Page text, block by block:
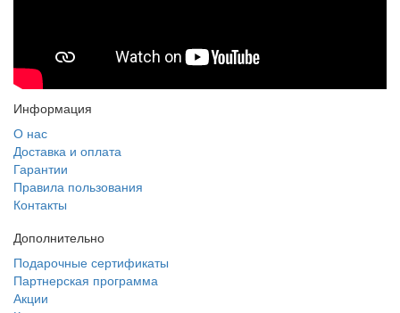
Информация
О нас
Доставка и оплата
Гарантии
Правила пользования
Контакты
Дополнительно
Подарочные сертификаты
Партнерская программа
Акции